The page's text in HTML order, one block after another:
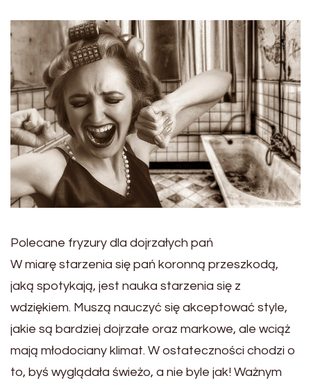
Polecane fryzury dla dojrzałych pań
W miarę starzenia się pań koronną przeszkodą,
jaką spotykają, jest nauka starzenia się z
wdziękiem. Muszą nauczyć się akceptować style,
jakie są bardziej dojrzałe oraz markowe, ale wciąż
mają młodociany klimat. W ostateczności chodzi o
to, byś wyglądała świeżo, a nie byle jak! Ważnym